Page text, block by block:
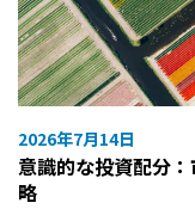
2026年7月14日
意識的な投資配分
略